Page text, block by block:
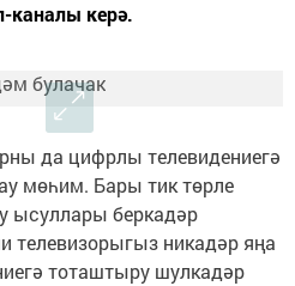
каналы керә.
да цифрлы телевидениегә
мөһим. Бары тик төрле
ысуллары беркадәр
телевизорыгыз никадәр яңа
тоташтыру шулкадәр